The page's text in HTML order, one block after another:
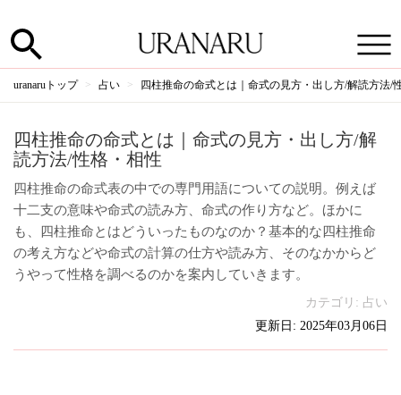
uranaruトップ 占い 四柱推命の命式とは｜命式の見方・出し方/解読方法/
四柱推命の命式とは｜命式の見方・出し方/解
読方法/性格・相性
四柱推命の命式表の中での専門用語についての説明。例えば
十二支の意味や命式の読み方、命式の作り方など。ほかに
も、四柱推命とはどういったものなのか？基本的な四柱推命
の考え方などや命式の計算の仕方や読み方、そのなかからど
うやって性格を調べるのかを案内していきます。
カテゴリ: 占い
更新日: 2025年03月06日